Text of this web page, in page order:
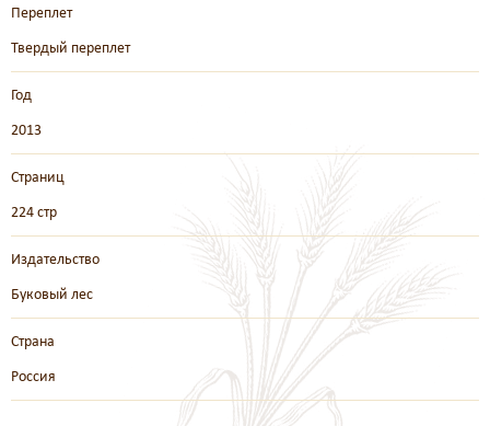
Переплет
Твердый переплет
Год
2013
Страниц
224 стр
Издательство
Буковый лес
Страна
Россия